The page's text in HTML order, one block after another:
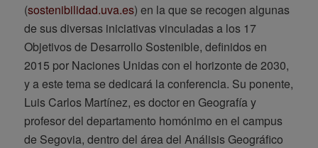
(sostenibilidad.uva.es) en la que se recogen algunas
de sus diversas iniciativas vinculadas a los 17
Objetivos de Desarrollo Sostenible, definidos en
2015 por Naciones Unidas con el horizonte de 2030,
y a este tema se dedicará la conferencia. Su ponente,
Luis Carlos Martínez, es doctor en Geografía y
profesor del departamento homónimo en el campus
de Segovia, dentro del área del Análisis Geográfico